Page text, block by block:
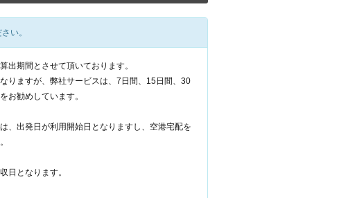
い。
出期間とさせて頂いております。
りますが、弊社サービスは、7日間、15日間、30
お勧めしています。
、出発日が利用開始日となりますし、空港宅配を
日となります。